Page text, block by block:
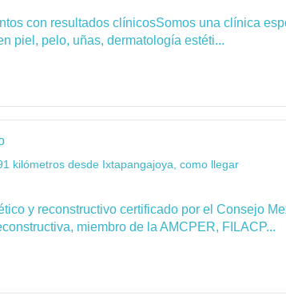
con resultados clínicosSomos una clínica
piel, pelo, uñas, dermatología estéti...
kilómetros desde Ixtapangajoya, como llegar
y reconstructivo certificado por el Consejo
miembro de la AMCPER, FILACP...